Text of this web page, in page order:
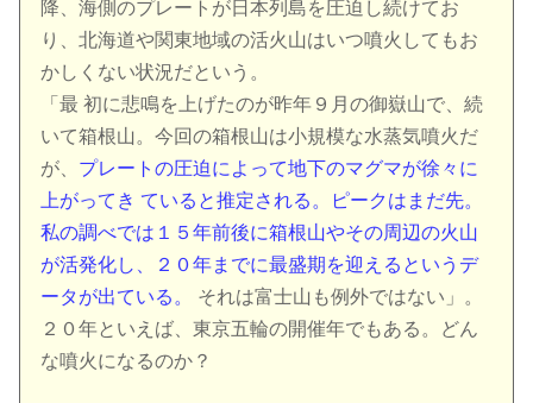
降、海側のプレートが日本列島を圧迫し続けてお
り、北海道や関東地域の活火山はいつ噴火してもお
かしくない状況だという。
「最 初に悲鳴を上げたのが昨年９月の御嶽山で、続
いて箱根山。今回の箱根山は小規模な水蒸気噴火だ
が、 プレートの圧迫によって地下のマグマが徐々に
上がってき ていると推定される。ピークはまだ先。
私の調べでは１５年前後に箱根山やその周辺の火山
が活発化し、２０年までに最盛期を迎えるというデ
ータが出ている。
それは富士山も例外ではない」。
２０年といえば、東京五輪の開催年でもある。どん
な噴火になるのか？